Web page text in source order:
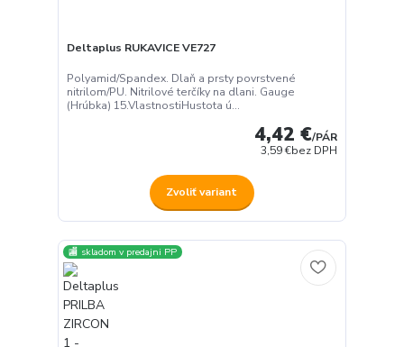
Deltaplus RUKAVICE VE727
Polyamid/Spandex. Dlaň a prsty povrstvené
nitrilom/PU. Nitrilové terčíky na dlani. Gauge
(Hrúbka) 15.VlastnostiHustota ú...
4,42 €/PÁR
3,59 €bez DPH
Zvoliť variant
🏬 skladom v predajni PP